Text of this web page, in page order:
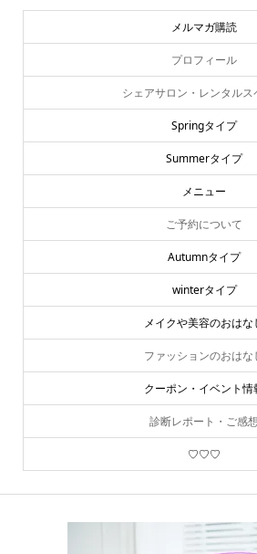
メルマガ購読
プロフィール
シェアサロン・レンタルス
Springタイプ
Summerタイプ
メニュー
ご予約について
Autumnタイプ
winterタイプ
メイクや美容のおはな
ファッションのおはな
クーポン・イベント情
診断レポート・ご感想
♡♡♡